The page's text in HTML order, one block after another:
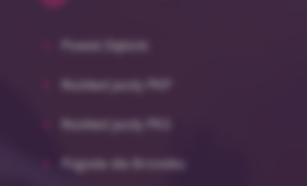
Powiat Dębicki
Rozkład jazdy PKP
Rozkład jazdy PKS
Pogoda dla Brzostku